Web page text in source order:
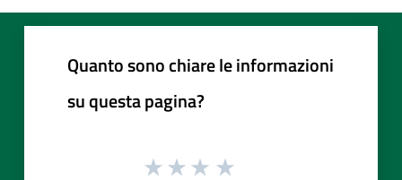
Quanto sono chiare le informazioni
su questa pagina?